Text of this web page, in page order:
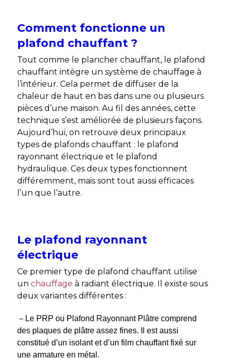
Comment fonctionne un
plafond chauffant ?
Tout comme le plancher chauffant, le plafond
chauffant intègre un système de chauffage à
l’intérieur. Cela permet de diffuser de la
chaleur de haut en bas dans une ou plusieurs
pièces d’une maison. Au fil des années, cette
technique s’est améliorée de plusieurs façons.
Aujourd’hui, on retrouve deux principaux
types de plafonds chauffant : le plafond
rayonnant électrique et le plafond
hydraulique. Ces deux types fonctionnent
différemment, mais sont tout aussi efficaces
l’un que l’autre.
Le plafond rayonnant
électrique
Ce premier type de plafond chauffant utilise
un chauffage à radiant électrique. Il existe sous
deux variantes différentes :
– Le PRP ou Plafond Rayonnant Plâtre comprend
des plaques de plâtre assez fines. Il est aussi
constitué d’un isolant et d’un film chauffant fixé sur
une armature en métal.